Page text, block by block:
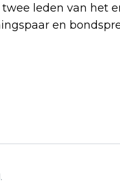
leden van het
en